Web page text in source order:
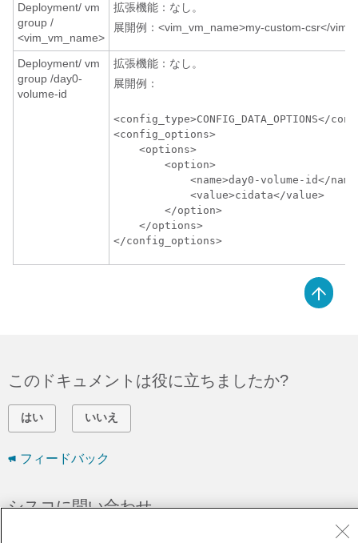
Deployment/ vm
group /
<vim_vm_name>
拡張機能：なし。
展開例：<vim_vm_name>my-custom-csr</
Deployment/ vm
group /day0-
volume-id
拡張機能：なし。
展開例：
<config_type>CONFIG_DATA_OPTIONS</
<config_options>
    <options>
        <option>
<name>day0-volume-id</
            <value>cidata</value>
        </option>
    </options>
</config_options>
このドキュメントは役に立ちましたか?
はい いいえ
フィードバック
シスコに問い合わせ